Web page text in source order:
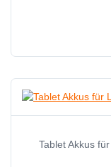
Tablet Akkus